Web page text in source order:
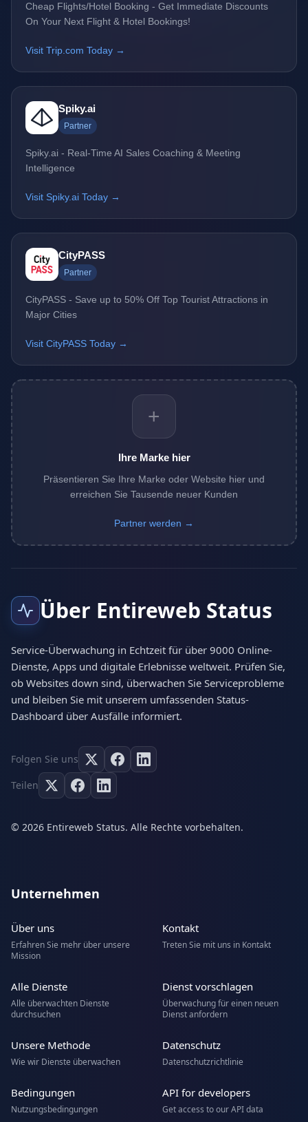
Cheap Flights/Hotel Booking - Get Immediate Discounts
On Your Next Flight & Hotel Bookings!
Visit Trip.com Today →
Spiky.ai
Partner
Spiky.ai - Real-Time AI Sales Coaching & Meeting
Intelligence
Visit Spiky.ai Today →
CityPASS
Partner
CityPASS - Save up to 50% Off Top Tourist Attractions in
Major Cities
Visit CityPASS Today →
+
Ihre Marke hier
Präsentieren Sie Ihre Marke oder Website hier und
erreichen Sie Tausende neuer Kunden
Partner werden →
Über Entireweb Status
Service-Überwachung in Echtzeit für über 9000 Online-
Dienste, Apps und digitale Erlebnisse weltweit. Prüfen Sie,
ob Websites down sind, überwachen Sie Serviceprobleme
und bleiben Sie mit unserem umfassenden Status-
Dashboard über Ausfälle informiert.
Folgen Sie uns
Teilen
© 2026 Entireweb Status. Alle Rechte vorbehalten.
Unternehmen
Über uns
Erfahren Sie mehr über unsere
Mission
Kontakt
Treten Sie mit uns in Kontakt
Alle Dienste
Alle überwachten Dienste
durchsuchen
Dienst vorschlagen
Überwachung für einen neuen
Dienst anfordern
Unsere Methode
Wie wir Dienste überwachen
Datenschutz
Datenschutzrichtlinie
Bedingungen
Nutzungsbedingungen
API for developers
Get access to our API data